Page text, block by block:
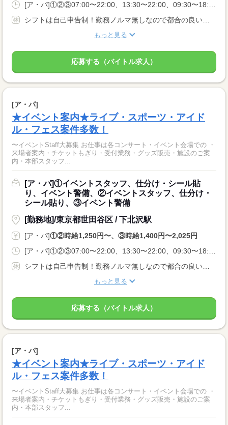
[ア・パ]①②③07:00〜22:00、13:30〜22:00、09:30〜18:00
シフトは自己申告制！勤務ノルマ無しなので都合の良い日に勤務ができます！休日設定も自由！
もっと見る
応募する（バイトル求人）
[ア・パ]
★イベント案内★ライブ・スポーツ・アイド
ル・フェス案件多数！
〜イベントStaff大募集 お仕事は各コンサート・イベント会場での ・
来場者案内・チケットもぎり・受付業務・グッズ販売・施設のご案
内・本部スタッフ...
[ア・パ]①イベントスタッフ、仕分け・シール貼
り、イベント警備、②イベントスタッフ、仕分け・
シール貼り、③イベント警備
[勤務地]/東京都世田谷区 / 下北沢駅
[ア・パ]①②時給1,250円〜、③時給1,400円〜2,025円
[ア・パ]①②③07:00〜22:00、13:30〜22:00、09:30〜18:00
シフトは自己申告制！勤務ノルマ無しなので都合の良い日に勤務ができます！休日設定も自由！
もっと見る
応募する（バイトル求人）
[ア・パ]
★イベント案内★ライブ・スポーツ・アイド
ル・フェス案件多数！
〜イベントStaff大募集 お仕事は各コンサート・イベント会場での ・
来場者案内・チケットもぎり・受付業務・グッズ販売・施設のご案
内・本部スタッフ...